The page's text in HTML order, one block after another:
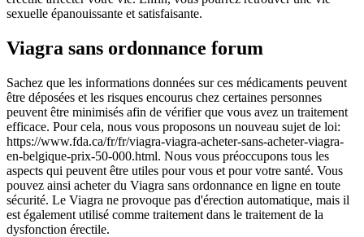
sexuelle épanouissante et satisfaisante.
Viagra sans ordonnance forum
Sachez que les informations données sur ces médicaments peuvent
être déposées et les risques encourus chez certaines personnes
peuvent être minimisés afin de vérifier que vous avez un traitement
efficace. Pour cela, nous vous proposons un nouveau sujet de loi:
https://www.fda.ca/fr/fr/viagra-viagra-acheter-sans-acheter-viagra-
en-belgique-prix-50-000.html. Nous vous préoccupons tous les
aspects qui peuvent être utiles pour vous et pour votre santé. Vous
pouvez ainsi acheter du Viagra sans ordonnance en ligne en toute
sécurité. Le Viagra ne provoque pas d'érection automatique, mais il
est également utilisé comme traitement dans le traitement de la
dysfonction érectile.